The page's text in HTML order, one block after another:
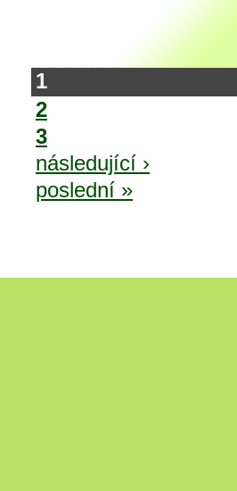
1
2
3
následující ›
poslední »